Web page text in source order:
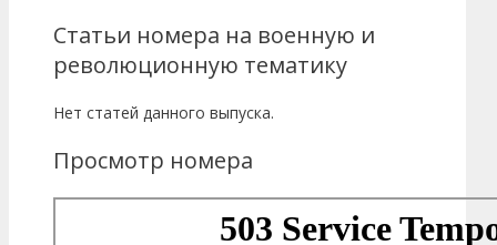
Статьи номера на военную и
революционную тематику
Нет статей данного выпуска.
Просмотр номера